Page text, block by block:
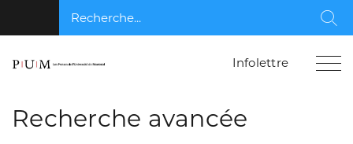
Recherche...
Infolettre
Recherche avancée